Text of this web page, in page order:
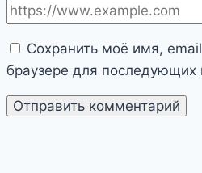
Сохранить моё имя,
браузере для